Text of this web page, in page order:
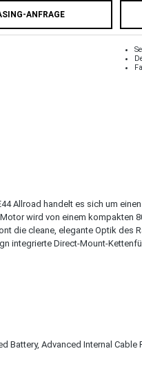
ANFRAGE
Allroad handelt es sich um
wird von einem kompakten
die cleane, elegante Optik des
integrierte Direct-Mount-
Battery, Advanced Internal